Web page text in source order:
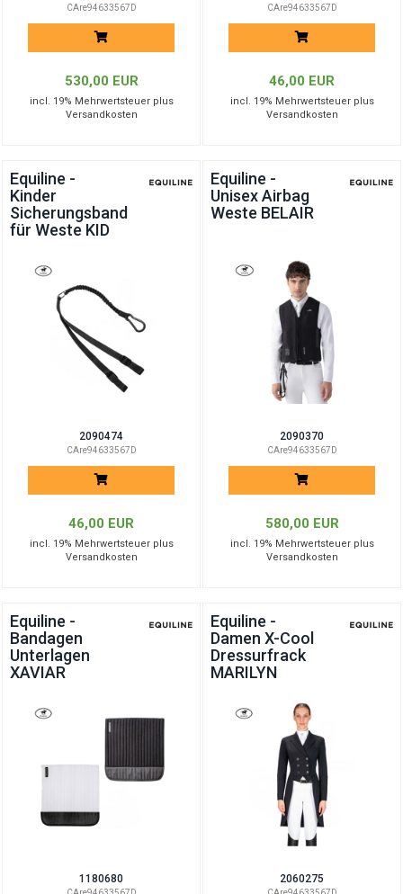
CAre94633567D
530,00 EUR
incl. 19% Mehrwertsteuer plus
Versandkosten
CAre94633567D
46,00 EUR
incl. 19% Mehrwertsteuer plus
Versandkosten
Equiline -
Kinder
Sicherungsband
für Weste KID
2090474
CAre94633567D
46,00 EUR
incl. 19% Mehrwertsteuer plus
Versandkosten
Equiline -
Unisex Airbag
Weste BELAIR
2090370
CAre94633567D
580,00 EUR
incl. 19% Mehrwertsteuer plus
Versandkosten
Equiline -
Bandagen
Unterlagen
XAVIAR
1180680
Equiline -
Damen X-Cool
Dressurfrack
MARILYN
2060275